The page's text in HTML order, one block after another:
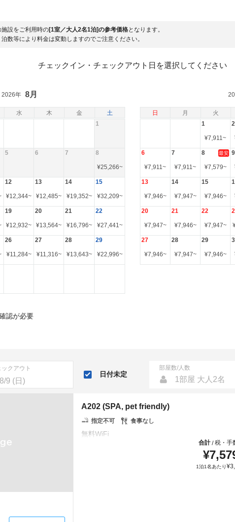
設をご利用時の[1室／大人2名1泊]の参考価格となります。
数等により料金は変動しますのでご注意ください。
チェックイン・チェックアウト日を選択してください
水 木 金 土 日 月 火
2026年 8月
1
5 6 7 8
¥25,266~
12
¥12,344~
13
¥12,485~
14
¥19,352~
15
¥32,209~
19
¥12,932~
20
¥13,564~
21
¥16,796~
22
¥27,441~
26
¥11,284~
27
¥11,316~
28
¥13,643~
29
¥22,996~
1
¥7,911~
2
6
¥7,911~
7
¥7,911~
8 最安
¥7,579~
9
13
¥7,946~
14
¥7,947~
15
¥7,946~
20
¥7,947~
21
¥7,946~
22
¥7,947~
27
¥7,946~
28
¥7,947~
29
¥7,946~
認が必要
クアウト
日付未定
部屋数/人数
1部屋 大人2名
A202 (SPA, pet friendly)
指定不可 食事なし
合計/税・手
¥
1泊1名あたり¥